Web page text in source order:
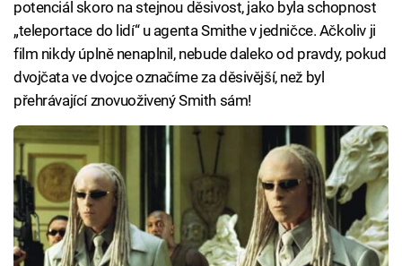
potenciál skoro na stejnou děsivost, jako byla schopnost
„teleportace do lidí“ u agenta Smithe v jedničce. Ačkoliv ji
film nikdy úplně nenaplnil, nebude daleko od pravdy, pokud
dvojčata ve dvojce označíme za děsivější, než byl
přehrávající znovuoživený Smith sám!